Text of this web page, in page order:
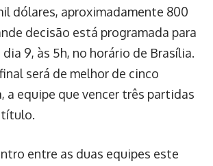
dólares, aproximadamente 800
decisão está programada para
9, às 5h, no horário de Brasília.
será de melhor de cinco
a equipe que vencer três partidas
entre as duas equipes este